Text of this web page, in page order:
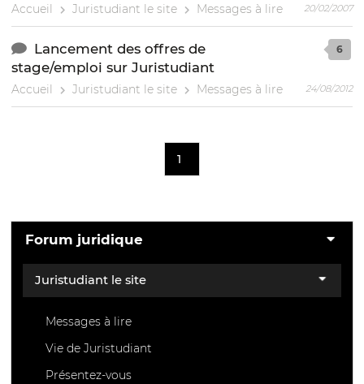
Accueil Juristudiant le site Messages à lire 20/02/2007
Lancement des offres de
stage/emploi sur Juristudiant
Accueil Juristudiant le site Messages à lire
6
24/08/2012
1
Forum juridique
Juristudiant le site
Messages à lire
Vie de Juristudiant
Présentez-vous